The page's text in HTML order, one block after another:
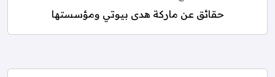
حقائق عن ماركة هدى بيوتي ومؤسستها